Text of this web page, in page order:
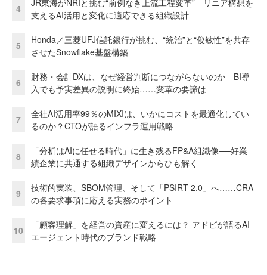
4
支えるAI活用と変化に適応できる組織設計
5
Honda／三菱UFJ信託銀行が挑む、“統治”と“俊敏性”を共存
させたSnowflake基盤構築
6
財務・会計DXは、なぜ経営判断につながらないのか BI導
入でも予実差異の説明に終始……変革の要諦は
7
全社AI活用率99％のMIXIは、いかにコストを最適化してい
るのか？CTOが語るインフラ運用戦略
8
「分析はAIに任せる時代」に生き残るFP&A組織像──好業
績企業に共通する組織デザインからひも解く
9
技術的実装、SBOM管理、そして「PSIRT 2.0」へ……CRA
の各要求事項に応える実務のポイント
10
「顧客理解」を経営の資産に変えるには？ アドビが語るAI
エージェント時代のブランド戦略